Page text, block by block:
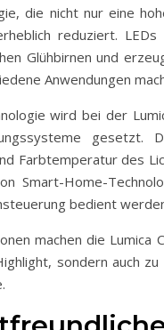
die nicht nur eine
reduziert.
Glühbirnen und
Anwendungen
wird bei der
gesetzt.
Farbtemperatur des
Smart-Home-
bedient
machen die Lumica
sondern auch